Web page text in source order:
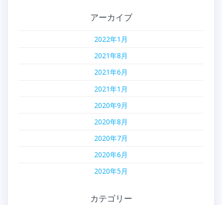
アーカイブ
2022年1月
2021年8月
2021年6月
2021年1月
2020年9月
2020年8月
2020年7月
2020年6月
2020年5月
カテゴリー